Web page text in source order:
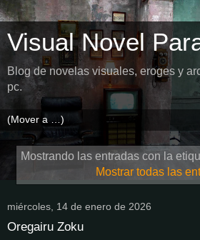
Visual Novel
Blog de novelas visuales, eroges y
pc.
Mostrando las entradas con la
Mostrar todas las
miércoles, 14 de enero de 2026
Oregairu Zoku